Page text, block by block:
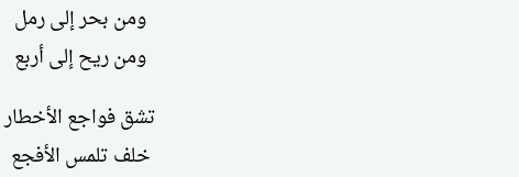
ومن بحر إلى رمل
ومن ريح إلى أربع
تشق فواجع الأخطار
خلف تلمس الأفجع